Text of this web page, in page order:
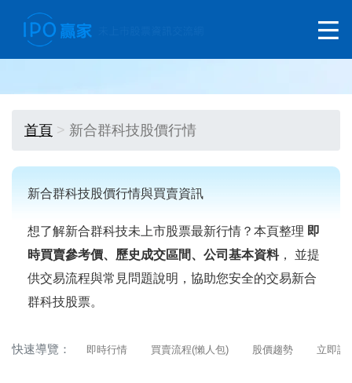
首頁 新合群科技股價行情
新合群科技股價行情與買賣資訊
想了解新合群科技未上市股票最新行情？本頁整理 即
時買賣參考價、歷史成交區間、公司基本資料， 並提
供交易流程與常見問題說明，協助您安全的交易新合
群科技股票。
快速導覽： 即時行情 買賣流程(懶人包) 股價趨勢 立即詢